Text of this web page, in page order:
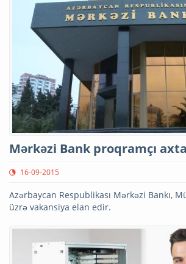
Mərkəzi Bank proqramçı
16-09-2015
Azərbaycan Respublikası Mərkəzi Bankı,
üzrə vakansiya elan edir.